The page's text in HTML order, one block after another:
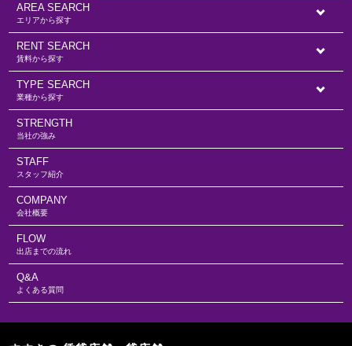
エリアから探す
AREA SEARCH
賃料から探す
RENT SEARCH
業種から探す
TYPE SEARCH
当社の強み
STRENGTH
スタッフ紹介
STAFF
会社概要
COMPANY
出店までの流れ
FLOW
よくある質問
Q&A